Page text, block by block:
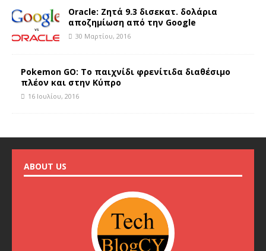
Oracle: Ζητά 9.3 δισεκατ. δολάρια
αποζημίωση από την Google
30 Μαρτίου, 2016
Pokemon GO: Το παιχνίδι φρενίτιδα διαθέσιμο
πλέον και στην Κύπρο
16 Ιουλίου, 2016
ABOUT US